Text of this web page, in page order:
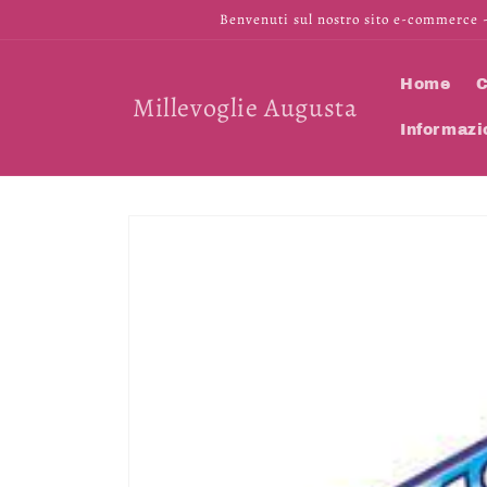
Benvenuti sul nostro sito e-commerce
Millevoglie Augusta
Home